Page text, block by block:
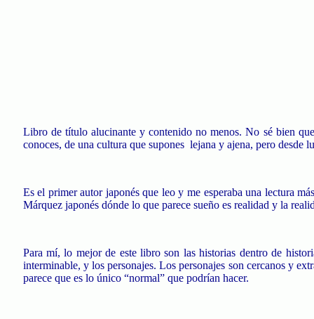
Libro de título alucinante y contenido no menos. No sé bien
conoces, de una cultura que supones lejana y ajena, pero desde
Es el primer autor japonés que leo y me esperaba una lectura
Márquez japonés dónde lo que parece sueño es realidad y la
Para mí, lo mejor de este libro son las historias dentro de
interminable, y los personajes. Los personajes son cercanos y
parece que es lo único “normal” que podrían hacer.